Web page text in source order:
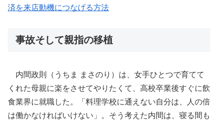
済を来店動機につなげる方法
事故そして親指の移植
内間政則（うちま まさのり）は、女手ひとつで育てて
くれた母親に楽をさせてやりたくて、高校卒業後すぐに飲
食業界に就職した。「料理学校に通えない自分は、人の倍
は働かなければいけない」。そう考えた内間は、寝る間も